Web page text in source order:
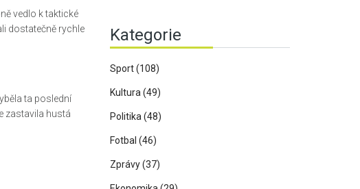
vedlo k taktické
dostatečně rychle
ta poslední
zastavila hustá
Kategorie
Sport(108)
Kultura (49)
Politika (48)
Fotbal (46)
Zprávy(37)